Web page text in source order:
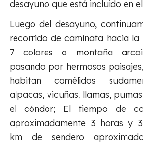
desayuno que está incluido en
Luego del desayuno,
recorrido de caminata hacia la
7 colores o montaña
pasando por hermosos
habitan camélidos
alpacas, vicuñas, llamas,
el cóndor; El tiempo de
aproximadamente 3 horas y
km de sendero